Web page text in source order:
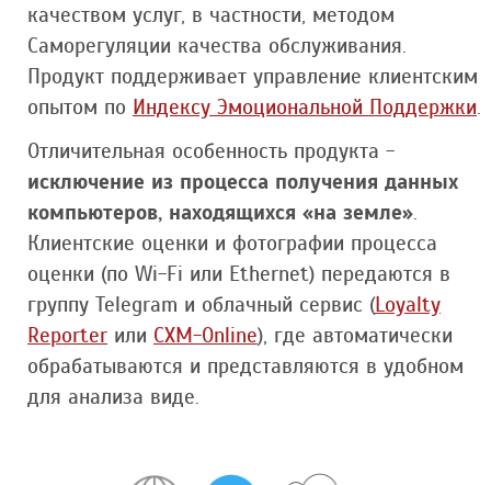
качеством услуг, в частности, методом
Саморегуляции качества обслуживания.
Продукт поддерживает управление клиентским
опытом по Индексу Эмоциональной Поддержки
Отличительная особенность продукта -
исключение из процесса получения данных
компьютеров, находящихся «на земле»
Клиентские оценки и фотографии процесса
оценки (по Wi-Fi или Ethernet) передаются в
группу Telegram и облачный сервис (Loyalty
Reporter или CXM-Online), где автоматически
обрабатываются и представляются в удобном
для анализа виде.